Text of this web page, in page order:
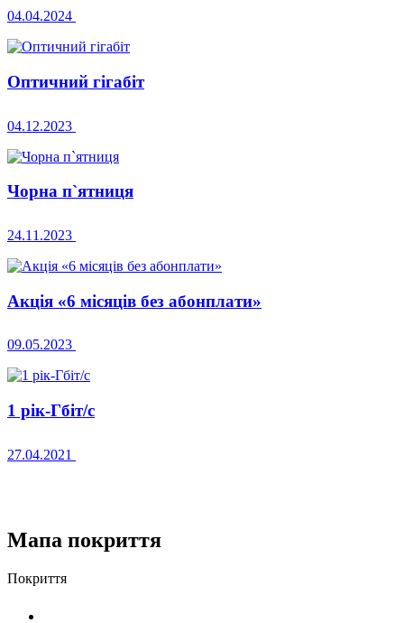
04.04.2024
Оптичний гігабіт
04.12.2023
Чорна п`ятниця
24.11.2023
Акція «6 місяців без абонплати»
09.05.2023
1 рік-Гбіт/с
27.04.2021
Мапа покриття
Покриття